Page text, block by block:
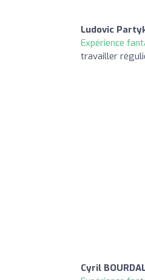
Ludovic
Expérience
travailler
Cyril